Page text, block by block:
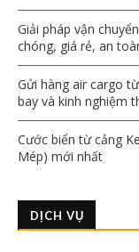
Giải pháp vận
chóng, giá rẻ, an
Gửi hàng air cargo
bay và kinh nghiệm
Cước biển từ cảng
Mép) mới nhất
DỊCH VỤ